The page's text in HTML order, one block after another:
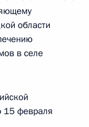
области
в селе
15 февраля